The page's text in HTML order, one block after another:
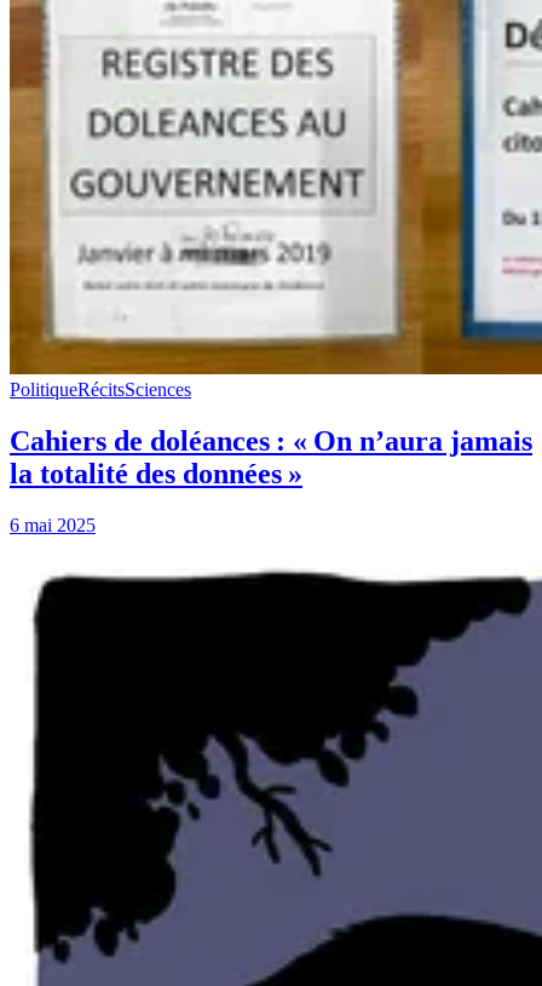
PolitiqueRécitsSciences
Cahiers de doléances : « On n’aura jamais
la totalité des données »
6 mai 2025